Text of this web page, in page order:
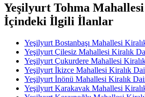
Yeşilyurt Tohma
İçindeki İlgili İlanlar
Yeşilyurt Bostanbaşı Mahallesi
Yeşilyurt Çilesiz Mahallesi Kiralık
Yeşilyurt Çukurdere Mahallesi
Yeşilyurt İkizce Mahallesi Kiralık
Yeşilyurt İnönü Mahallesi Kiralık
Yeşilyurt Karakavak Mahallesi